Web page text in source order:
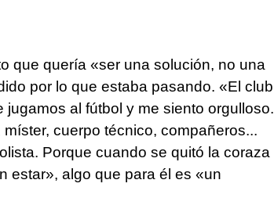
que quería «ser una solución, no una
por lo que estaba pasando. «El club
al fútbol y me siento orgulloso.
cuerpo técnico, compañeros...
Porque cuando se quitó la coraza
estar», algo que para él es «un